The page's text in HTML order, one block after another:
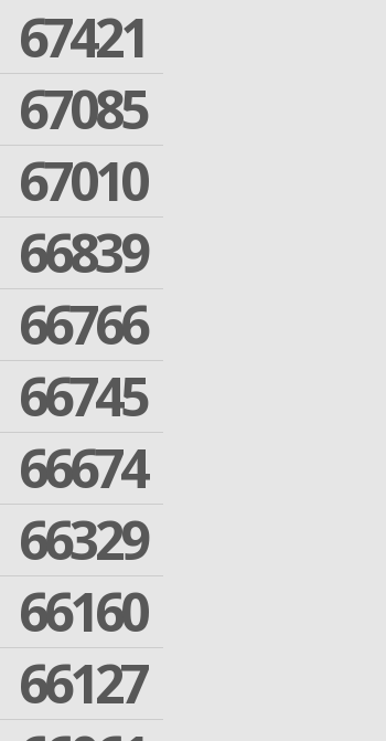
67421
67085
67010
66839
66766
66745
66674
66329
66160
66127